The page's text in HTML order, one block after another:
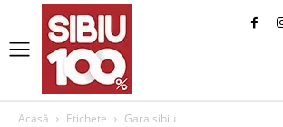
Acasă Etichete Gara sibiu